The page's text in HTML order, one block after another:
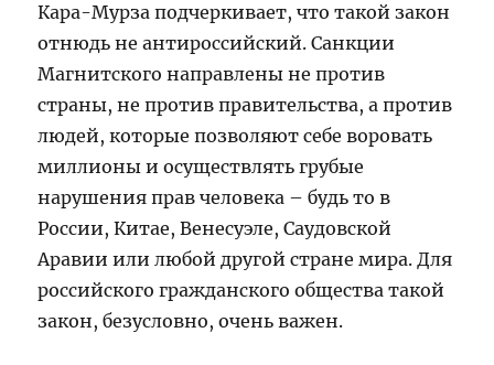
Кара-Мурза подчеркивает, что такой закон
отнюдь не антироссийский. Санкции
Магнитского направлены не против
страны, не против правительства, а против
людей, которые позволяют себе воровать
миллионы и осуществлять грубые
нарушения прав человека – будь то в
России, Китае, Венесуэле, Саудовской
Аравии или любой другой стране мира. Для
российского гражданского общества такой
закон, безусловно, очень важен.